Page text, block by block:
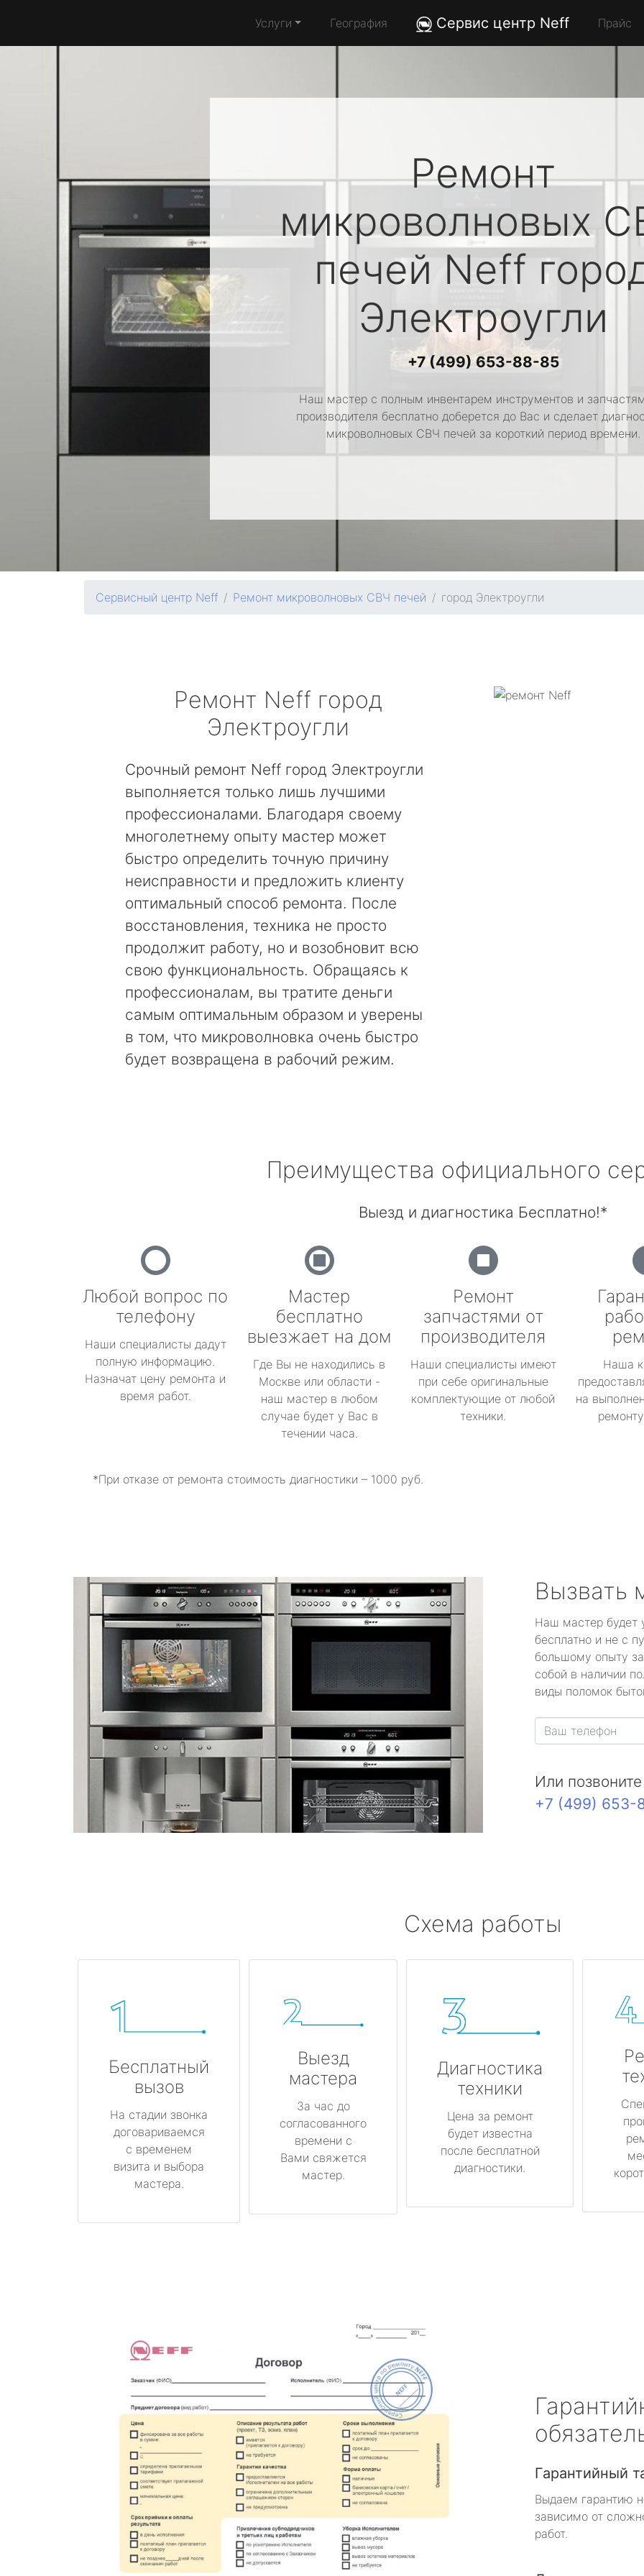
Услуги География Сервис центр Neff Прайс
Ремонт
микроволновых
печей Neff
Электроугли
+7 (499) 653-88-85
Наш мастер с полным инвентарем инструментов и
производителя бесплатно доберется до Вас и сделает
микроволновых СВЧ печей за короткий период времени.
Сервисный центр Neff Ремонт микроволновых СВЧ печей город Электроугли
Ремонт Neff город
Электроугли
Срочный ремонт Neff город Электроугли
выполняется только лишь лучшими
профессионалами. Благодаря своему
многолетнему опыту мастер может
быстро определить точную причину
неисправности и предложить клиенту
оптимальный способ ремонта. После
восстановления, техника не просто
продолжит работу, но и возобновит всю
свою функциональность. Обращаясь к
профессионалам, вы тратите деньги
самым оптимальным образом и уверены
в том, что микроволновка очень быстро
будет возвращена в рабочий режим.
Преимущества официального
Выезд и диагностика Бесплатно!*
Любой вопрос по
телефону
Наши специалисты дадут
полную информацию.
Назначат цену ремонта и
время работ.
Мастер
бесплатно
выезжает на дом
Где Вы не находились в
Москве или области -
наш мастер в любом
случае будет у Вас в
течении часа.
Ремонт
запчастями от
производителя
Наши специалисты имеют
при себе оригинальные
комплектующие от любой
техники.
Наша
на
*При отказе от ремонта стоимость диагностики – 1000 руб.
Вызвать
Наш мастер будет
бесплатно и не с
большому опыту
собой в наличии
виды поломок
Или
+7 (499) 653-
Схема работы
Бесплатный
вызов
На стадии звонка
договариваемся
с временем
визита и выбора
мастера.
Выезд
мастера
За час до
согласованного
времени с
Вами свяжется
мастер.
Диагностика
техники
Цена за ремонт
будет известна
после бесплатной
диагностики.
Гарантийный
Выдаем гарантию
зависимо от
работ.